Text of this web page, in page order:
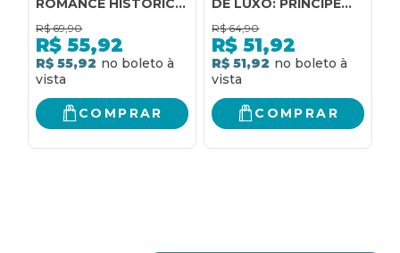
ROMANCE HISTÓRICO
NOS BASTIDORES DO
IMPÉRIO PERSA E DA
CORTE DA RAINHA
ESTER, DA AUTORA
OCULTO"
R$ 69,90
R$ 55,92
R$ 55,92
COMPRAR
DE LUXO: PRÍNCIPE
CASPIAN
R$ 64,90
R$ 51,92
R$ 51,92
COMPRAR